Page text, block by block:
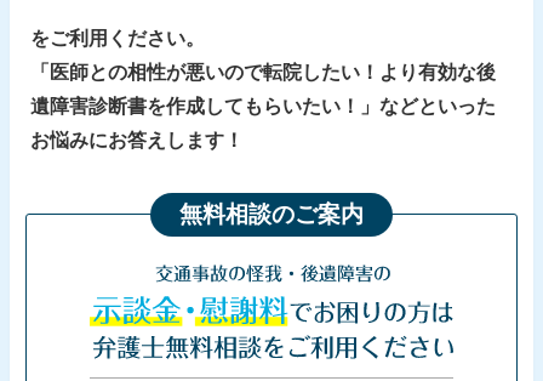
をご利用ください。
「 医師との相性が悪いので転院したい！より有効な後
遺障害診断書を作成してもらいたい！
」などといった
お悩みにお答えします！
無料相談のご案内
交通事故の怪我・後遺障害の
示談金・慰謝料でお困りの方は
弁護士無料相談をご利用ください